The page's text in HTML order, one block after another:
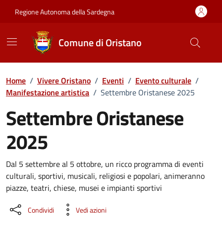
Regione Autonoma della Sardegna
Comune di Oristano
Home / Vivere Oristano / Eventi / Evento culturale /
Manifestazione artistica / Settembre Oristanese 2025
Settembre Oristanese
2025
Dettaglio dell'evento
Dal 5 settembre al 5 ottobre, un ricco programma di eventi
culturali, sportivi, musicali, religiosi e popolari, animeranno
piazze, teatri, chiese, musei e impianti sportivi
Condividi Vedi azioni